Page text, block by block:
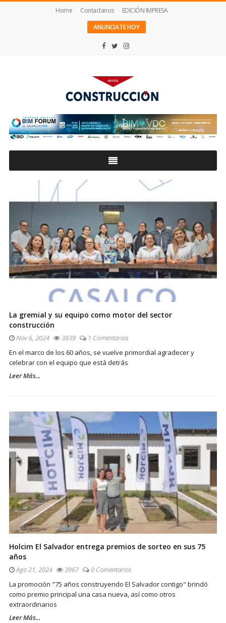
Home Contactanos
EDICIÓN IMPRESA
ANUNCIATE HOY
Construcción
La gremial y su equipo como motor del sector
construcción
Nov 6, 2024 3839
1 Comentarios
En el marco de los 60 años, se vuelve primordial agradecer y
celebrar con el equipo que está detrás
Leer Más...
Holcim El Salvador entrega premios de sorteo en sus 75
años
Ago 21, 2024 3967
0 Comentarios
La promoción "75 años construyendo El Salvador contigo" brindó
como premio principal una casa nueva, así como otros
extraordinarios
Leer Más...